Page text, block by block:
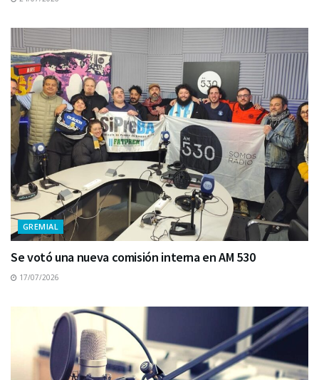
GREMIAL
Se votó una nueva comisión interna en AM 530
17/07/2026